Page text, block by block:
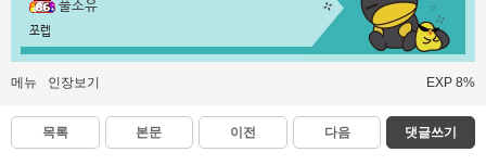
풀소유
쪼렙
메뉴 인장보기 EXP 8%
목록 본문 이전 다음 댓글쓰기